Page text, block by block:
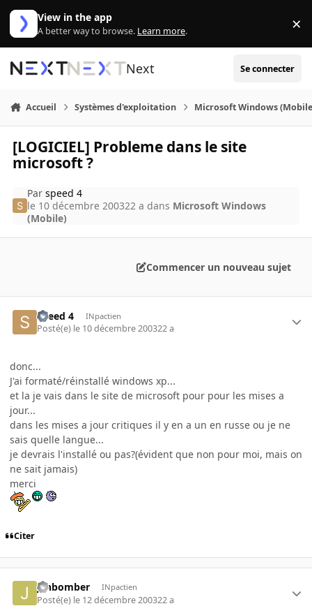
Aller au contenu
View in the app
A better way to browse. Learn more. ×
Next Se connecter
Accueil Systèmes d'exploitation Microsoft Windows
[LOGICIEL] Probleme dans le site
microsoft ?
Parspeed 4
le 10 décembre 200322 a dans Microsoft Windows
(Mobile)
Commencer un nouveau sujet
speed 4 INpactien
Posté(e) le 10 décembre 200322 a
donc...
J'ai formaté/réinstallé windows xp...
et la je vais dans le site de microsoft pour pour les mises a
jour...
dans les mises a jour critiques il y en a un en russe ou je ne
sais quelle langue...
je devrais l'installé ou pas?(évident que non pour moi, mais on
ne sait jamais)
merci
Citer
janbomber INpactien
Posté(e) le 12 décembre 200322 a